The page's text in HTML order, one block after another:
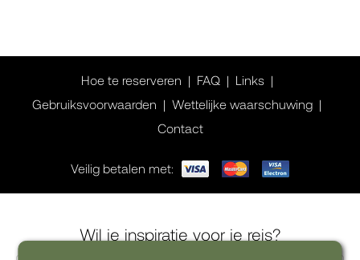
Hoe te reserveren FAQ
Links
Gebruiksvoorwaarden
Wettelijke waarschuwing
Contact
Veilig betalen met:
Wil je inspiratie voor je reis?